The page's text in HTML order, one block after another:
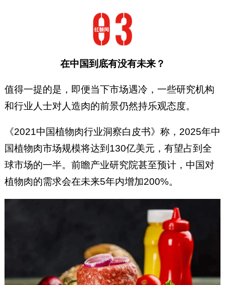
在中国到底有没有未来？
值得一提的是，即便当下市场遇冷，一些研究机构
和行业人士对人造肉的前景仍然持乐观态度。
《2021中国植物肉行业洞察白皮书》称，2025年中
国植物肉市场规模将达到130亿美元，有望占到全
球市场的一半。前瞻产业研究院甚至预计，中国对
植物肉的需求会在未来5年内增加200%。